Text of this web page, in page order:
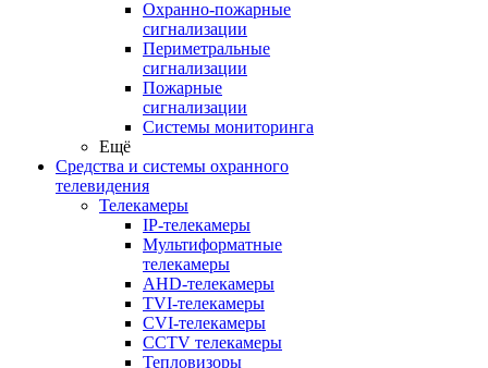
Охранно-пожарные
сигнализации
Периметральные
сигнализации
Пожарные
сигнализации
Системы мониторинга
Ещё
Средства и системы охранного
телевидения
Телекамеры
IP-телекамеры
Мультиформатные
телекамеры
AHD-телекамеры
TVI-телекамеры
CVI-телекамеры
CCTV телекамеры
Тепловизоры